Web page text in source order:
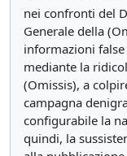
nei confronti del
Generale della
informazioni
mediante la
(Omissis), a
campagna
configurabile la
quindi, la